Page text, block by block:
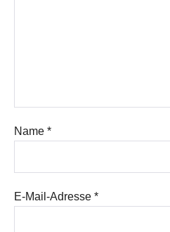
Name *
E-Mail-Adresse *